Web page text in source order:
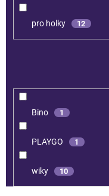
Bino 1
PLAYGO 1
wiky 10
pro holky 12